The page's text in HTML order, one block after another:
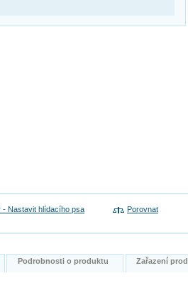
- Nastavit hlídacího psa Porovnat
Podrobnosti o produktu Zařazení